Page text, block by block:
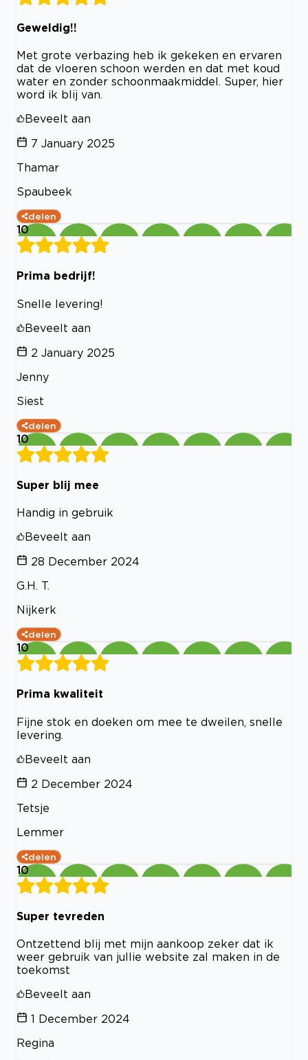
Geweldig!!
Met grote verbazing heb ik gekeken en ervaren
dat de vloeren schoon werden en dat met koud
water en zonder schoonmaakmiddel. Super, hier
word ik blij van.
Beveelt aan
7 January 2025
Thamar
Spaubeek
delen
10
Prima bedrijf!
Snelle levering!
Beveelt aan
2 January 2025
Jenny
Siest
delen
10
Super blij mee
Handig in gebruik
Beveelt aan
28 December 2024
G.H. T.
Nijkerk
delen
10
Prima kwaliteit
Fijne stok en doeken om mee te dweilen, snelle
levering.
Beveelt aan
2 December 2024
Tetsje
Lemmer
delen
10
Super tevreden
Ontzettend blij met mijn aankoop zeker dat ik
weer gebruik van jullie website zal maken in de
toekomst
Beveelt aan
1 December 2024
Regina